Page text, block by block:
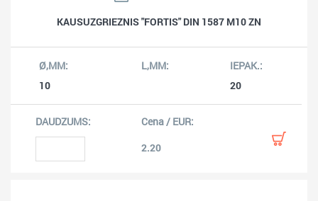
KAUSUZGRIEZNIS "FORTIS" DIN 1587 M10 ZN
10 20
2.20